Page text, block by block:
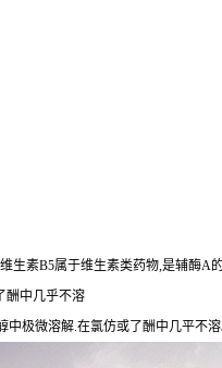
素B5属于维生素类药物,是辅酶
酬中几乎不溶
极微溶解.在氯仿或了酬中几平不溶